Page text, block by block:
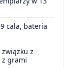
cala, bateria
z
z grami